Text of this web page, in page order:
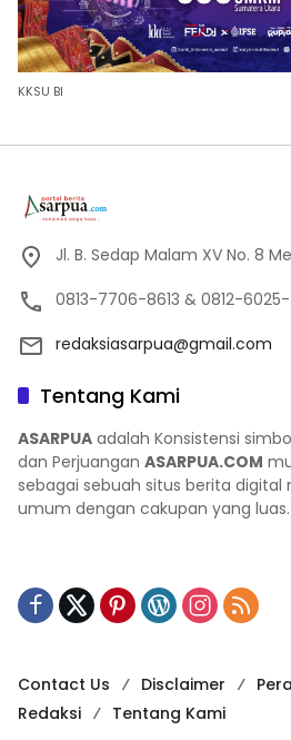
KKSU BI
Jl. B. Sedap Malam XV No. 8
0813-7706-8613 & 0812-6025-
redaksiasarpua@gmail.com
Tentang Kami
ASARPUA adalah Konsistensi
dan Perjuangan ASARPUA.COM
sebagai sebuah situs berita digital
umum dengan cakupan yang luas.
Contact Us Disclaimer
Redaksi
Tentang Kami